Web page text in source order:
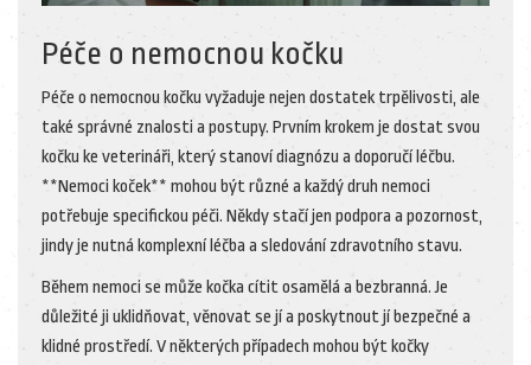
Péče o nemocnou kočku
Péče o nemocnou kočku vyžaduje nejen dostatek trpělivosti, ale
také správné znalosti a postupy. Prvním krokem je dostat svou
kočku ke veterináři, který stanoví diagnózu a doporučí léčbu.
**Nemoci koček** mohou být různé a každý druh nemoci
potřebuje specifickou péči. Někdy stačí jen podpora a pozornost,
jindy je nutná komplexní léčba a sledování zdravotního stavu.
Během nemoci se může kočka cítit osamělá a bezbranná. Je
důležité ji uklidňovat, věnovat se jí a poskytnout jí bezpečné a
klidné prostředí. V některých případech mohou být kočky